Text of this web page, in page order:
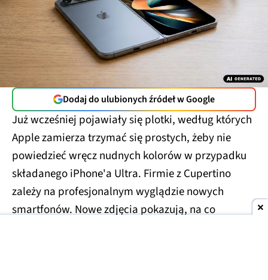
Dodaj do ulubionych źródeł w Google
Już wcześniej pojawiały się plotki, według których
Apple zamierza trzymać się prostych, żeby nie
powiedzieć wręcz nudnych kolorów w przypadku
składanego iPhone'a Ultra. Firmie z Cupertino
zależy na profesjonalnym wyglądzie nowych
smartfonów. Nowe zdjęcia pokazują, na co